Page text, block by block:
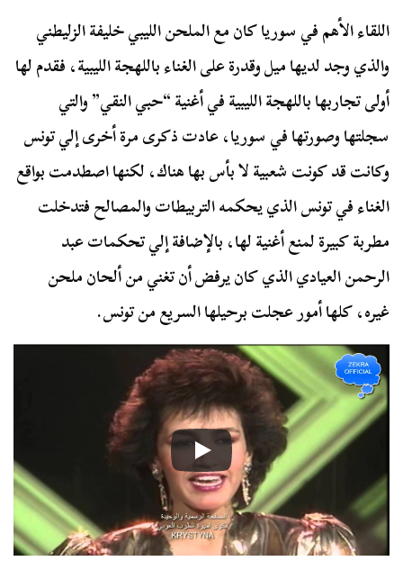
اللقاء الأهم في سوريا كان مع الملحن الليبي خليفة الزليطني
والذي وجد لديها ميل وقدرة على الغناء باللهجة الليبية، فقدم لها
أولى تجاربها باللهجة الليبية في أغنية “حبي النقي” والتي
سجلتها وصورتها في سوريا، عادت ذكرى مرة أخرى إلي تونس
وكانت قد كونت شعبية لا بأس بها هناك، لكنها اصطدمت بواقع
الغناء في تونس الذي يحكمه التربيطات والمصالح فتدخلت
مطربة كبيرة لمنع أغنية لها، بالإضافة إلي تحكمات عبد
الرحمن العيادي الذي كان يرفض أن تغني من ألحان ملحن
غيره، كلها أمور عجلت برحيلها السريع من تونس.